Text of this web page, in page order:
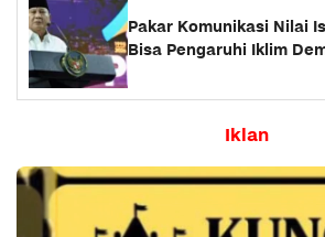
Pakar Komunikasi Nilai
Bisa Pengaruhi Iklim
Iklan